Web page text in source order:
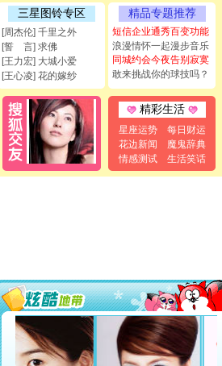
三星图铃专区
[周杰伦] 千里之外
[誓 言] 求佛
[王力宏] 大城小爱
[王心凌] 花的嫁纱
精品专题推荐
短信企业通秀百变功能
浪漫情怀一起漫步音乐
同城约会今夜告别寂寞
敢来挑战你的球技吗？
精彩生活
星座运势
每日财运
花边新闻
魔鬼辞典
情感测试
生活笑话